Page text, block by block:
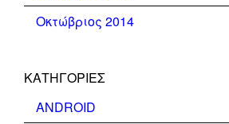
Οκτώβριος 2014
KΑΤΗΓΟΡΊΕΣ
ANDROID